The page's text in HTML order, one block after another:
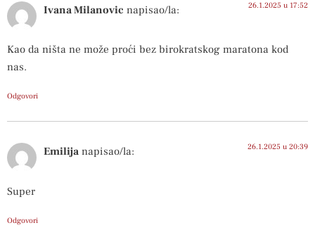
Ivana Milanovic napisao/la: 26.1.2025 u 17:52
Kao da ništa ne može proći bez birokratskog maratona kod
nas.
Odgovori
Emilija napisao/la: 26.1.2025 u 20:39
Super
Odgovori